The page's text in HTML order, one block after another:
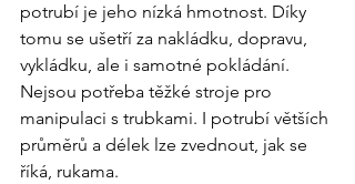
potrubí je jeho nízká hmotnost. Díky
tomu se ušetří za nakládku, dopravu,
vykládku, ale i samotné pokládání.
Nejsou potřeba těžké stroje pro
manipulaci s trubkami. I potrubí větších
průměrů a délek lze zvednout, jak se
říká, rukama.